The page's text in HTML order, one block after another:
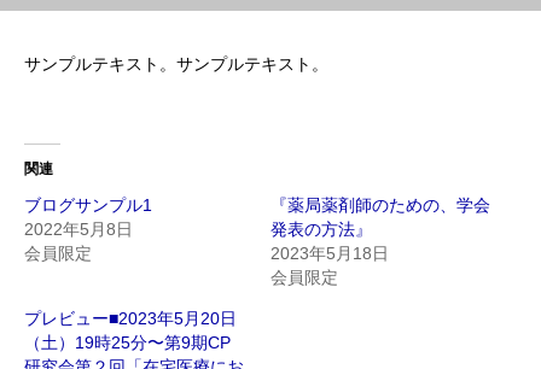
サンプルテキスト。サンプルテキスト。
関連
ブログサンプル1
2022年5月8日
会員限定
『薬局薬剤師のための、学会
発表の方法』
2023年5月18日
会員限定
プレビュー■2023年5月20日
（土）19時25分〜第9期CP